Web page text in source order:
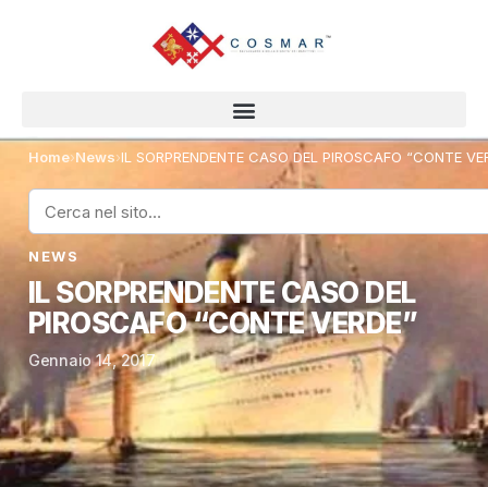
Home›News›IL SORPRENDENTE CASO DEL PIROSCAFO “CONTE
NEWS
IL SORPRENDENTE CASO DEL
PIROSCAFO “CONTE VERDE”
Gennaio 14, 2017